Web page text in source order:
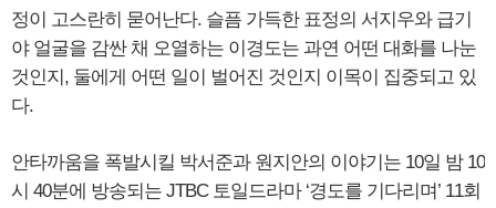
정이 고스란히 묻어난다. 슬픔 가득한 표정의 서지우와 급기
야 얼굴을 감싼 채 오열하는 이경도는 과연 어떤 대화를 나눈
것인지, 둘에게 어떤 일이 벌어진 것인지 이목이 집중되고 있
다.
안타까움을 폭발시킬 박서준과 원지안의 이야기는 10일 밤 10
시 40분에 방송되는 JTBC 토일드라마 ‘경도를 기다리며’ 11회